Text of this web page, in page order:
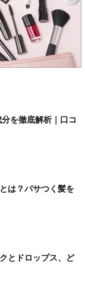
を徹底解析｜口コ
は？パサつく髪を
とドロップス、ど